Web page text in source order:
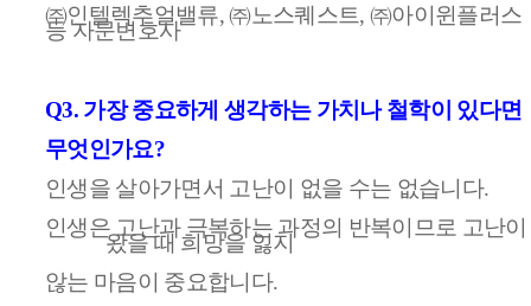
㈜인텔렉추얼밸류,㈜노스퀘스트,㈜아이윈플러스
등 자문변호사
Q3. 가장 중요하게 생각하는 가치나 철학이 있다면
무엇인가요?
인생을 살아가면서 고난이 없을 수는 없습니다.
인생은 고난과 극복하는 과정의 반복이므로 고난이
왔을 때 희망을 잃지
않는 마음이 중요합니다.